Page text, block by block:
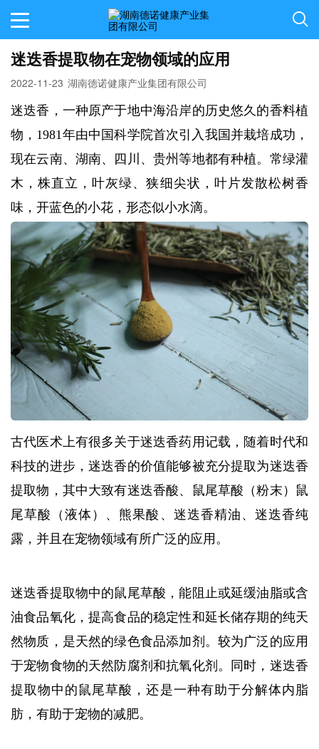
迷迭香提取物在宠物领域的应用
2022-11-23 湖南德诺健康产业集团有限公司
迷迭香，一种原产于地中海沿岸的历史悠久的香料植
物，1981年由中国科学院首次引入我国并栽培成功，
现在云南、湖南、四川、贵州等地都有种植。常绿灌
木，株直立，叶灰绿、狭细尖状，叶片发散松树香
味，开蓝色的小花，形态似小水滴。
古代医术上有很多关于迷迭香药用记载，随着时代和
科技的进步，迷迭香的价值能够被充分提取为迷迭香
提取物，其中大致有迷迭香酸、鼠尾草酸（粉末）鼠
尾草酸（液体）、熊果酸、迷迭香精油、迷迭香纯
露，并且在宠物领域有所广泛的应用。
迷迭香提取物中的鼠尾草酸，能阻止或延缓油脂或含
油食品氧化，提高食品的稳定性和延长储存期的纯天
然物质，是天然的绿色食品添加剂。较为广泛的应用
于宠物食物的天然防腐剂和抗氧化剂。同时，迷迭香
提取物中的鼠尾草酸，还是一种有助于分解体内脂
肪，有助于宠物的减肥。